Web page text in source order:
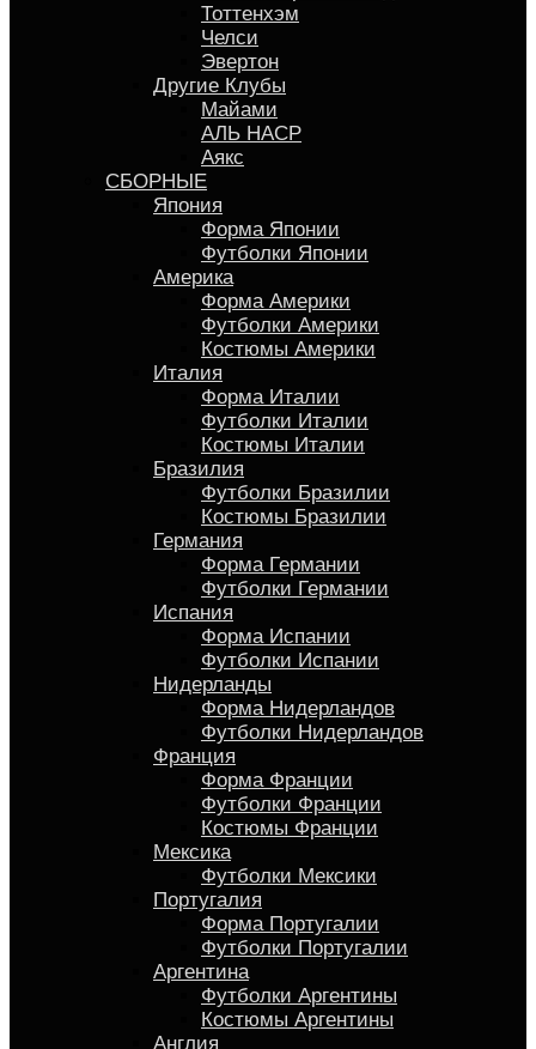
Тоттенхэм
Челси
Эвертон
Другие Клубы
Майами
АЛЬ НАСР
Аякс
СБОРНЫЕ
Япония
Форма Японии
Футболки Японии
Америка
Форма Америки
Футболки Америки
Костюмы Америки
Италия
Форма Италии
Футболки Италии
Костюмы Италии
Бразилия
Футболки Бразилии
Костюмы Бразилии
Германия
Форма Германии
Футболки Германии
Испания
Форма Испании
Футболки Испании
Нидерланды
Форма Нидерландов
Футболки Нидерландов
Франция
Форма Франции
Футболки Франции
Костюмы Франции
Мексика
Футболки Мексики
Португалия
Форма Португалии
Футболки Португалии
Аргентина
Футболки Аргентины
Костюмы Аргентины
Англия